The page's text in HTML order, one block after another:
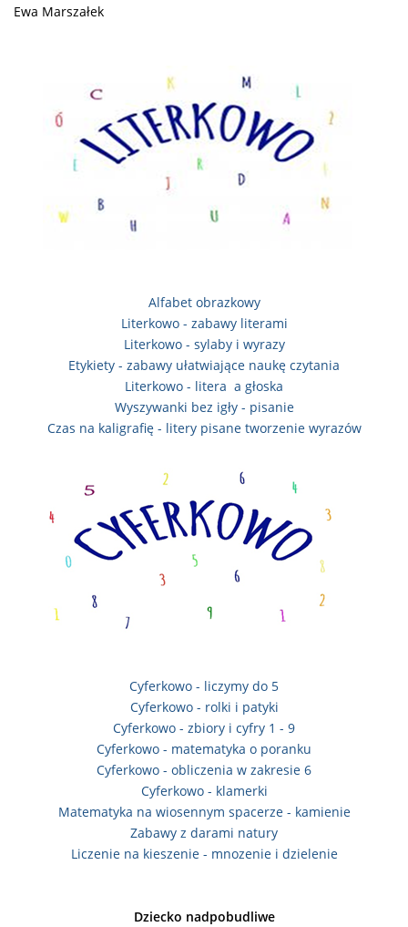
Ewa Marszałek
Alfabet obrazkowy
Literkowo - zabawy literami
Literkowo - sylaby i wyrazy
Etykiety - zabawy ułatwiające naukę czytania
Literkowo - litera a głoska
Wyszywanki bez igły - pisanie
Czas na kaligrafię - litery pisane tworzenie wyrazów
Cyferkowo - liczymy do 5
Cyferkowo - rolki i patyki
Cyferkowo - zbiory i cyfry 1 - 9
Cyferkowo - matematyka o poranku
Cyferkowo - obliczenia w zakresie 6
Cyferkowo - klamerki
Matematyka na wiosennym spacerze - kamienie
Zabawy z darami natury
Liczenie na kieszenie - mnozenie i dzielenie
Dziecko nadpobudliwe